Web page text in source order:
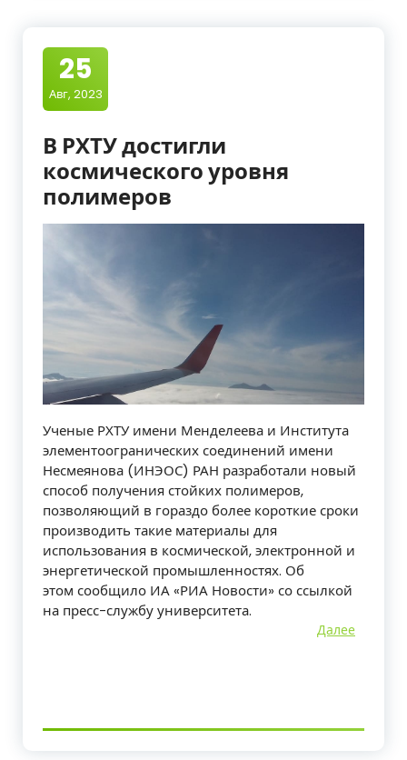
25
Авг, 2023
В РХТУ достигли
космического уровня
полимеров
Ученые РХТУ имени Менделеева и Института
элементоогранических соединений имени
Несмеянова (ИНЭОС) РАН разработали новый
способ получения стойких полимеров,
позволяющий в гораздо более короткие сроки
производить такие материалы для
использования в космической, электронной и
энергетической промышленностях. Об
этом сообщило ИА «РИА Новости» со ссылкой
на пресс-службу университета.
Далее